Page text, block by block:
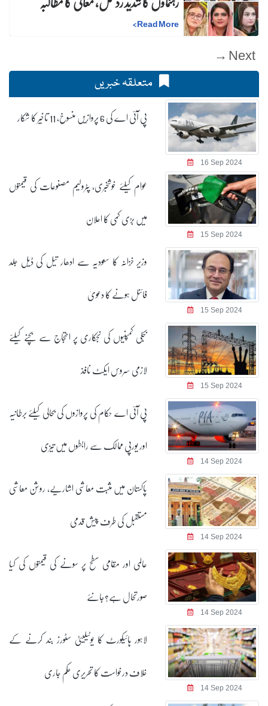
Read More
>
Next →
متعلقہ خبریں
16 Sep 2024
پی آئی اے کی 6 پروازیں منسوخ، 11 تاخیر کا شکار
15 Sep 2024
عوام کیلئے خوشخبری، پٹرولیم مصنوعات کی قیمتوں
میں بڑی کمی کا اعلان
15 Sep 2024
وزیر خزانہ کا سعودیہ سے ادھار تیل کی ڈیل جلد
فائنل ہونے کا دعویٰ
15 Sep 2024
بجلی کمپنیوں کی نجکاری پر احتجاج سے بچنے کیلئے
لازمی سروس ایکٹ نافذ
14 Sep 2024
پی آئی اے حکام کی پروازوں کی بحالی کیلئے برطانیہ
اور یورپی ممالک سے رابطوں میں تیزی
14 Sep 2024
پاکستان میں مثبت معاشی اشاریے، روشن معاشی
مستقبل کی طرف پیش قدمی
14 Sep 2024
عالمی اور مقامی سطح پر سونے کی قیمتوں کی کیا
صورتحال ہے؟جانئے
14 Sep 2024
لاہور ہائیکورٹ کا یوٹیلیٹی سٹورز بند کرنے کے
خلاف درخواست کا تحریری حکم جاری